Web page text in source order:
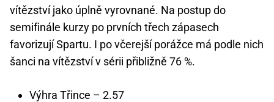
vítězství jako úplně vyrovnané. Na postup do
semifinále kurzy po prvních třech zápasech
favorizují Spartu. I po včerejší porážce má podle nich
šanci na vítězství v sérii přibližně 76 %.
Výhra Třince – 2.57